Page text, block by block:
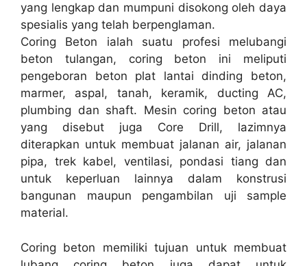
yang lengkap dan mumpuni disokong oleh daya
spesialis yang telah berpenglaman.
Coring Beton ialah suatu profesi melubangi
beton tulangan, coring beton ini meliputi
pengeboran beton plat lantai dinding beton,
marmer, aspal, tanah, keramik, ducting AC,
plumbing dan shaft. Mesin coring beton atau
yang disebut juga Core Drill, lazimnya
diterapkan untuk membuat jalanan air, jalanan
pipa, trek kabel, ventilasi, pondasi tiang dan
untuk keperluan lainnya dalam konstrusi
bangunan maupun pengambilan uji sample
material.
Coring beton memiliki tujuan untuk membuat